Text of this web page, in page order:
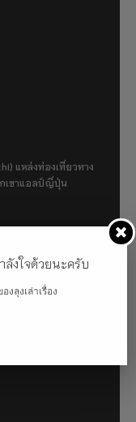
แหล่งท่องเที่ยวทาง
เขาแอลป์ญี่ปุ่น
good cat ultra
ลังใจด้วยนะครับ